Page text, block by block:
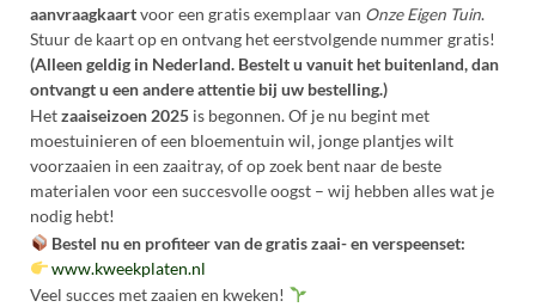
aanvraagkaartvoor een gratis exemplaar van Onze Eigen Tuin.
Stuur de kaart op en ontvang het eerstvolgende nummer gratis!
(Alleen geldig in Nederland. Bestelt u vanuit het buitenland, dan
ontvangt u een andere attentie bij uw bestelling.)
Hetzaaiseizoen 2025 is begonnen. Of je nu begint met
moestuinieren of een bloementuin wil, jonge plantjes wilt
voorzaaien in een zaaitray, of op zoek bent naar de beste
materialen voor een succesvolle oogst – wij hebben alles wat je
nodig hebt!
Bestel nu en profiteer van de gratis zaai- en verspeenset:
www.kweekplaten.nl
Veel succes met zaaien en kweken!